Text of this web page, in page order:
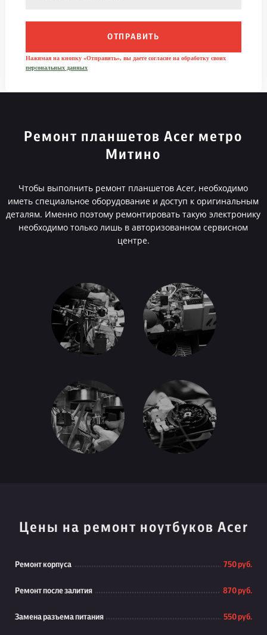
ОТПРАВИТЬ
Нажимая на кнопку «Отправить», вы даете согласие на обработку своих
персональных данных
Ремонт планшетов Acer метро
Митино
Чтобы выполнить ремонт планшетов Acer, необходимо
иметь специальное оборудование и доступ к оригинальным
деталям. Именно поэтому ремонтировать такую электронику
необходимо только лишь в авторизованном сервисном
центре.
Цены на ремонт ноутбуков Acer
Ремонт корпуса 750 руб.
Ремонт после залития 870 руб.
Замена разъема питания 550 руб.